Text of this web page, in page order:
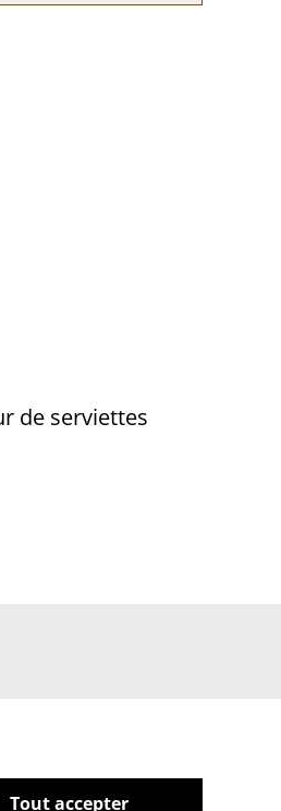
de serviettes
Tout accepter